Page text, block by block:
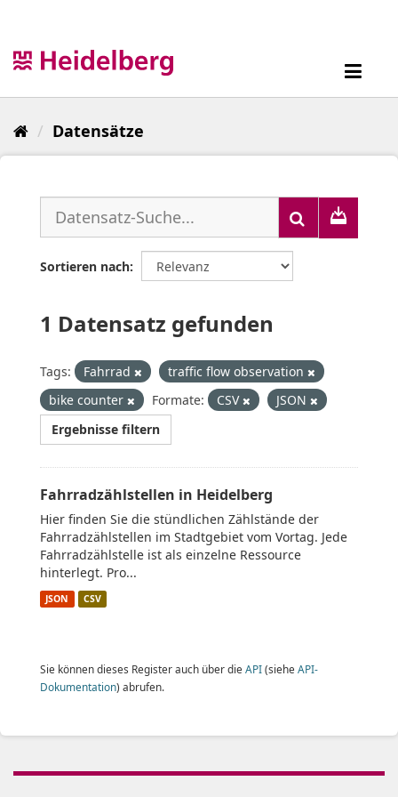
Datensätze
Sortieren nach
1 Datensatz gefunden
Tags: Fahrrad
traffic flow observation
bike counter
Formate: CSV
JSON
Ergebnisse filtern
Fahrradzählstellen in Heidelberg
Hier finden Sie die stündlichen Zählstände der
Fahrradzählstellen im Stadtgebiet vom Vortag. Jede
Fahrradzählstelle ist als einzelne Ressource
hinterlegt. Pro...
JSON CSV
Sie können dieses Register auch über die API(siehe API-
Dokumentation) abrufen.